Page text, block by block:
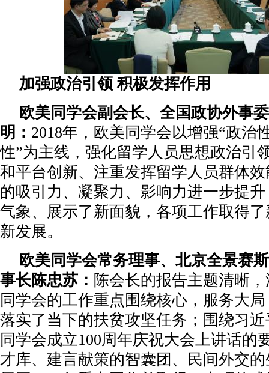
加强政治引领 积极发挥作用
欧美同学会副会长、全国政协外事
明： 2018年，欧美同学会以增强“政治
性”为主线，强化留学人员思想政治引
和平台创新、注重发挥留学人员群体
的吸引力、凝聚力、影响力进一步提
气象、展示了新面貌，各项工作取得
新发展。
欧美同学会常务理事、北京全景赛
事长陈忠苏： 陈会长的报告主题清晰
同学会的工作重点围绕核心，服务大
落实了当下的扶贫攻坚任务；围绕习
同学会成立100周年庆祝大会上讲话的
才库、建言献策的智囊团、民间外交